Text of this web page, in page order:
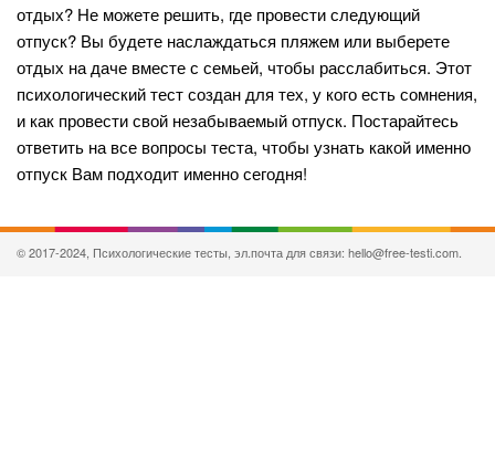
отдых? Не можете решить, где провести следующий
отпуск? Вы будете наслаждаться пляжем или выберете
отдых на даче вместе с семьей, чтобы расслабиться. Этот
психологический тест создан для тех, у кого есть сомнения,
и как провести свой незабываемый отпуск. Постарайтесь
ответить на все вопросы теста, чтобы узнать какой именно
отпуск Вам подходит именно сегодня!
© 2017-2024, Психологические тесты, эл.почта для связи: hello@free-testi.com.